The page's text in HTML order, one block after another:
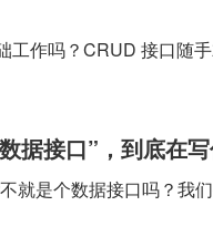
工作吗？CRUD 接口随
据接口”，到底在
就是个数据接口吗？我